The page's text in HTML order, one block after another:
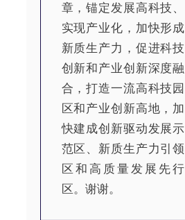
章，锚定发展高科技、
实现产业化，加快形成
新质生产力，促进科技
创新和产业创新深度融
合，打造一流高科技园
区和产业创新高地，加
快建成创新驱动发展示
范区、新质生产力引领
区和高质量发展先行
区。谢谢。